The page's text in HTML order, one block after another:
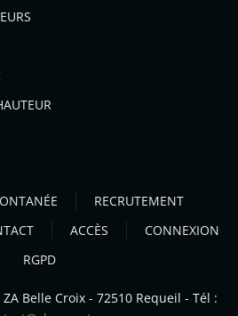
RECRUTEMENT
ACCÈS
CONNEXION
RGPD
Belle Croix - 72510 Requeil - Tél :